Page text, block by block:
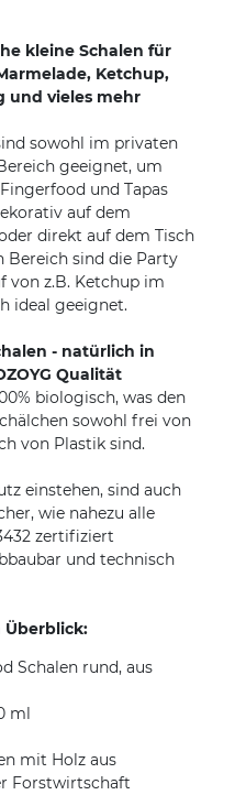
kleine Schalen für
Ketchup,
und vieles mehr
sowohl im privaten
geeignet, um
und Tapas
auf dem
direkt auf dem Tisch
Bereich sind die Party
von z.B. Ketchup im
ideal geeignet.
- natürlich in
Qualität
biologisch, was den
sowohl frei von
von Plastik sind.
einstehen, sind auch
wie nahezu alle
zertifiziert
und technisch
Überblick:
Schalen rund, aus
ml
mit Holz aus
Forstwirtschaft